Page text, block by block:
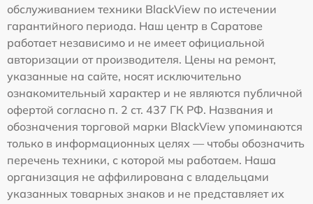
обслуживанием техники BlackView по истечении
гарантийного периода. Наш центр в Саратове
работает независимо и не имеет официальной
авторизации от производителя. Цены на ремонт,
указанные на сайте, носят исключительно
ознакомительный характер и не являются публичной
офертой согласно п. 2 ст. 437 ГК РФ. Названия и
обозначения торговой марки BlackView упоминаются
только в информационных целях — чтобы обозначить
перечень техники, с которой мы работаем. Наша
организация не аффилирована с владельцами
указанных товарных знаков и не представляет их